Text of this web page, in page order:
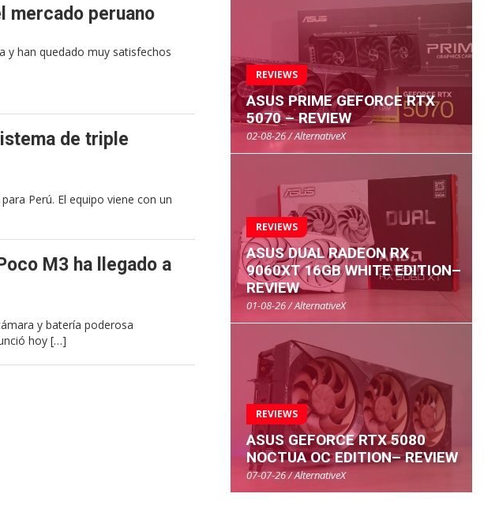
mercado peruano
y han quedado muy satisfechos
de triple
Perú. El equipo viene con un
M3 ha llegado a
y batería poderosa
hoy […]
REVIEWS
ASUS PRIME GEFORCE RTX
5070 – REVIEW
02-08-26 / AlternativeX
REVIEWS
ASUS DUAL RADEON RX
9060XT 16GB WHITE EDITION–
REVIEW
01-08-26 / AlternativeX
REVIEWS
ASUS GEFORCE RTX 5080
NOCTUA OC EDITION– REVIEW
07-07-26 / AlternativeX